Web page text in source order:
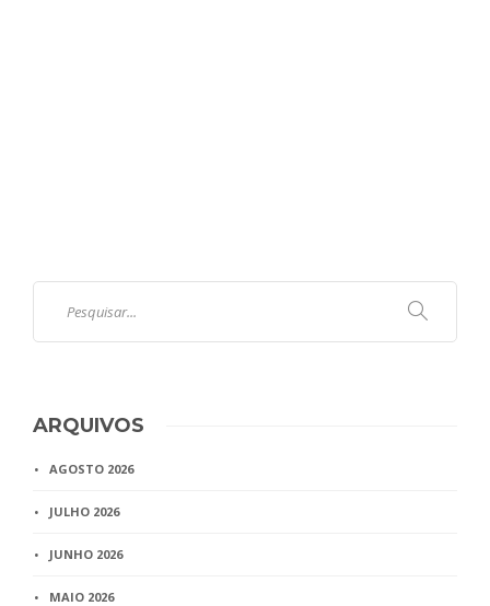
ARQUIVOS
AGOSTO 2026
JULHO 2026
JUNHO 2026
MAIO 2026